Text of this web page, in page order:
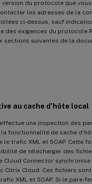
version du protocole que
les adresses de la
ci-dessus, sauf
des exigences du protocole
sections suivantes de la
au cache d’hôte local
une inspection des
fonctionnalité de cache
le trafic XML et SOAP. Cette
de télécharger des
Cloud Connector synchronise
Citrix Cloud. Ces fichiers
XML et SOAP. Si le pare-